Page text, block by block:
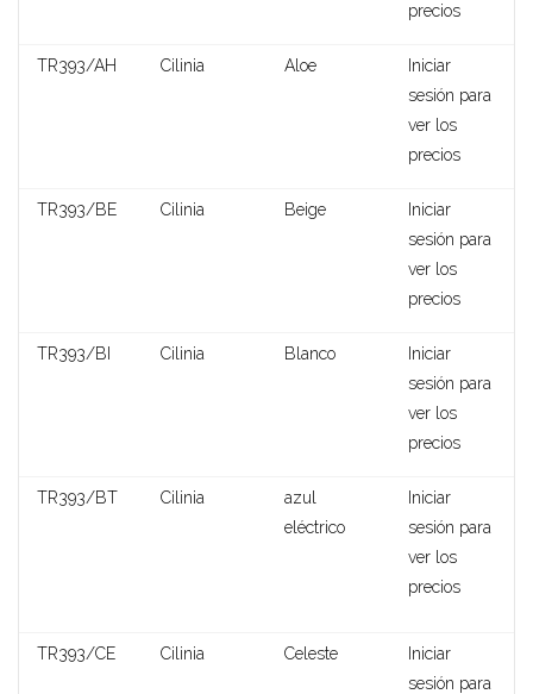
precios
TR393/AH Cilinia Aloe
Iniciar
sesión para
ver los
precios
TR393/BE Cilinia Beige
Iniciar
sesión para
ver los
precios
TR393/BI Cilinia Blanco
Iniciar
sesión para
ver los
precios
TR393/BT Cilinia
azul
eléctrico
Iniciar
sesión para
ver los
precios
TR393/CE Cilinia Celeste
Iniciar
sesión para